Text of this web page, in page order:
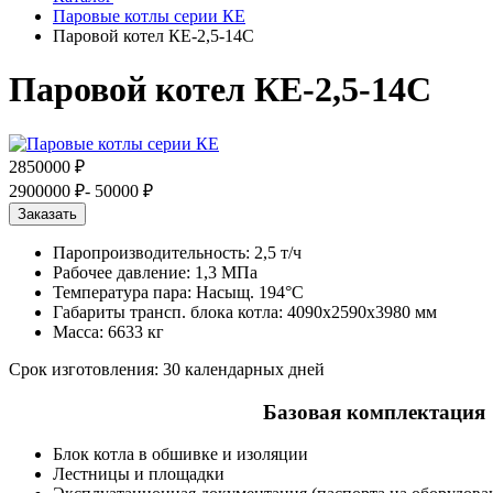
Паровые котлы серии КЕ
Паровой котел КЕ-2,5-14С
Паровой котел КЕ-2,5-14С
2850000 ₽
2900000 ₽- 50000 ₽
Заказать
Паропроизводительность: 2,5 т/ч
Рабочее давление: 1,3 МПа
Температура пара: Насыщ. 194°С
Габариты трансп. блока котла: 4090х2590х3980 мм
Масса: 6633 кг
Срок изготовления: 30 календарных дней
Базовая комплектация
Блок котла в обшивке и изоляции
Лестницы и площадки